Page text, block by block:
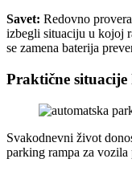
Savet: Redovno
izbegli situaciju u kojoj
se zamena baterija
Praktične
Svakodnevni život
parking rampa za vozila